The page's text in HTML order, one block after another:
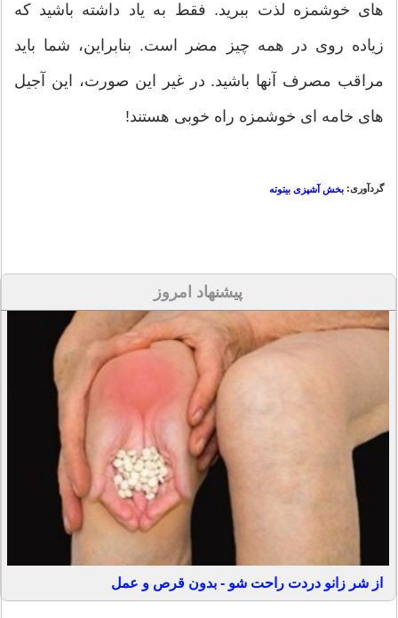
های خوشمزه لذت ببرید. فقط به یاد داشته باشید که
زیاده روی در همه چیز مضر است. بنابراین، شما باید
مراقب مصرف آنها باشید. در غیر این صورت، این آجیل
های خامه ای خوشمزه راه خوبی هستند!
گردآوری: بخش آشپزی بیتوته
پیشنهاد امروز
از شر زانو دردت راحت شو - بدون قرص و عمل